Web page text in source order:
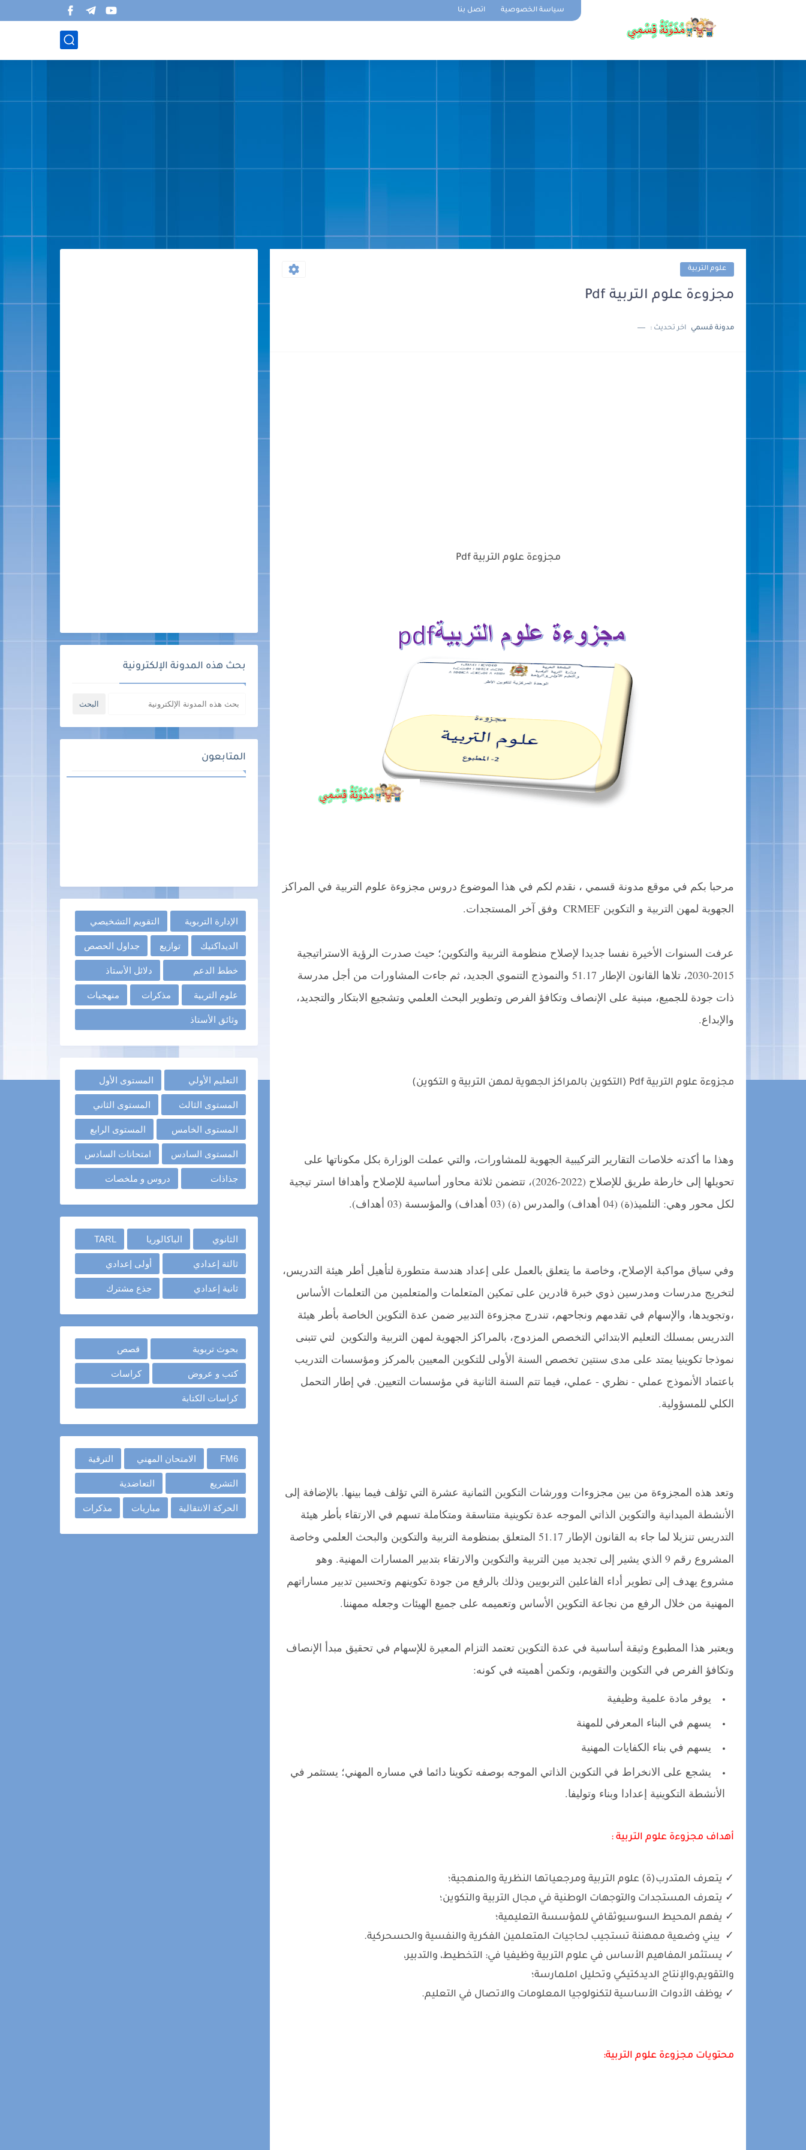
سياسة الخصوصية اتصل بنا
علوم التربية
مجزوءة علوم التربية Pdf
مدونة قسمي اخر تحديث :
مجزوءة علوم التربية Pdf
مرحبا بكم في موقع مدونة قسمي ، نقدم لكم في هذا الموضوع دروس مجزوءة علوم التربية في المراكز
الجهوية لمهن التربية و التكوين CRMEF
وفق آخر المستجدات.
عرفت السنوات الأخيرة نفسا جديدا لإصلاح منظومة التربية والتكوين؛ حيث صدرت الرؤية الاستراتيجية
2015-2030، تلاها القانون الإطار 51.17 والنموذج التنموي الجديد، ثم جاءت المشاورات من أجل مدرسة
ذات جودة للجميع، مبنية على الإنصاف وتكافؤ الفرص وتطوير البحث العلمي وتشجيع الابتكار والتجديد،
والإبداع.
مجزوءة علوم التربية Pdf (التكوين بالمراكز الجهوية لمهن التربية و التكوين)
وهذا ما أكدته خلاصات التقارير التركيبية الجهوية للمشاورات، والتي عملت الوزارة بكل مكوناتها على
تحويلها إلى خارطة طريق للإصلاح (2022-2026)، تتضمن ثلاثة محاور أساسية للإصلاح وأهدافا استر
تيجية
لكل محور وهي: التلميذ(ة) (04 أهداف) والمدرس (ة) (03 أهداف) والمؤسسة (03 أهداف).
وفي سياق مواكبة الإصلاح، وخاصة ما يتعلق بالعمل على إعداد هندسة متطورة لتأهيل أطر هيئة التدريس،
لتخريج مدرسات ومدرسين ذوي خبرة قادرين على تمكين المتعلمات والمتعلمين من التعلمات الأساس
،وتجويدها، والإسهام في تقدمهم ونجاحهم، تندرج مجزوءة التدبير ضمن عدة التكوين الخاصة بأطر هيئة
التدريس بمسلك التعليم الابتدائي التخصص المزدوج، بالمراكز الجهوية لمهن التربية والتكوين لتي تتبنى
نموذجا تكوينيا يمتد على مدى سنتين تخصص السنة الأولى للتكوين المعيين بالمركز ومؤسسات التدريب
باعتماد الأنموذج عملي - نظري - عملي، فيما تتم السنة الثانية في مؤسسات التعيين. في إطار التحمل
الكلي للمسؤولية.
وتعد هذه المجزوءة من بين مجزوءات وورشات التكوين الثمانية عشرة التي تؤلف فيما بينها. بالإضافة إلى
الأنشطة الميدانية والتكوين الذاتي الموجه عدة تكوينية متناسقة ومتكاملة تسهم في الارتقاء بأطر هيئة
التدريس تنزيلا لما جاء به القانون الإطار 51.17 المتعلق بمنظومة التربية والتكوين والبحث العلمي وخاصة
المشروع رقم 9 الذي يشير إلى تجديد مين التربية والتكوين والارتقاء بتدبير المسارات المهنية. وهو
مشروع يهدف إلى تطوير أداء الفاعلين التربويين وذلك بالرفع من جودة تكوينهم وتحسين تدبير مساراتهم
المهنية من خلال الرفع من نجاعة التكوين الأساس وتعميمه على جميع الهيئات وجعله ممهننا.
ويعتبر هذا المطبوع وثيقة أساسية في عدة التكوين تعتمد التزام المعيرة للإسهام في تحقيق مبدأ الإنصاف
وتكافؤ الفرص في التكوين والتقويم، وتكمن أهميته في كونه:
يوفر مادة علمية وظيفية
يسهم في البناء المعرفي للمهنة
يسهم في بناء الكفايات المهنية
يشجع على الانخراط في التكوين الذاتي الموجه بوصفه تكوينا دائما في مساره المهني؛ يستثمر في
الأنشطة التكوينية إعدادا وبناء وتوليفا.
أهداف مجزوءة علوم التربية :
✓ يتعرف المتدرب(ة) علوم التربية ومرجعياتها النظرية والمنهجية؛
✓ يتعرف المستجدات والتوجهات الوطنية في مجال التربية والتكوين؛
✓ يفهم المحيط السوسيوثقافي للمؤسسة التعليمية؛
✓ يبني وضعية ممهننة تستجيب لحاجيات المتعلمين الفكرية والنفسية والحسحركية.
✓ يستثمر المفاهيم الأساس في علوم التربية وظيفيا في: التخطيط، والتدبير،
والتقويم،والإنتاج الديدكتيكي وتحليل املمارسة؛
✓ يوظف الأدوات الأساسية لتكنولوجيا المعلومات والاتصال في التعليم.
محتويات مجزوءة علوم التربية:
بحث هذه المدونة الإلكترونية
المتابعون
الإدارة التربوية التقويم التشخيصي
الديداكتيك توازيع جداول الحصص
خطط الدعم دلائل الأستاذ
علوم التربية مذكرات منهجيات
وثائق الأستاذ
التعليم الأولي المستوى الأول
المستوى الثالث المستوى الثاني
المستوى الخامس المستوى الرابع
المستوى السادس امتحانات السادس
جذاذات دروس و ملخصات
الثانوي الباكالوريا TARL
ثالثة إعدادي أولى إعدادي
ثانية إعدادي جذع مشترك
بحوث تربوية قصص
كتب و عروض كراسات
كراسات الكتابة
FM6 الامتحان المهني الترقية
التشريع التعاضدية
الحركة الانتقالية مباريات مذكرات